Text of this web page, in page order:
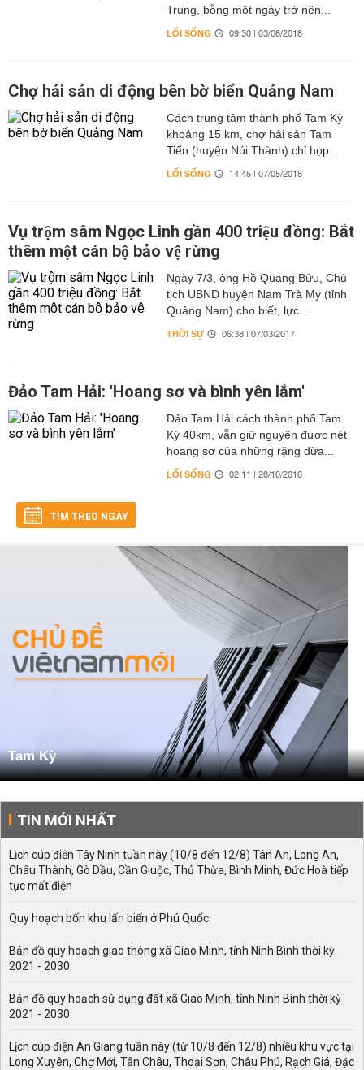
Trung, bỗng một ngày trở nên...
LỐI SỐNG 09:30 | 03/06/2018
Chợ hải sản di động bên bờ biển Quảng Nam
Cách trung tâm thành phố Tam Kỳ
khoảng 15 km, chợ hải sản Tam
Tiến (huyện Núi Thành) chỉ họp...
LỐI SỐNG 14:45 | 07/05/2018
Vụ trộm sâm Ngọc Linh gần 400 triệu đồng: Bắt
thêm một cán bộ bảo vệ rừng
Ngày 7/3, ông Hồ Quang Bửu, Chủ
tịch UBND huyện Nam Trà My (tỉnh
Quảng Nam) cho biết, lực...
THỜI SỰ 06:38 | 07/03/2017
Đảo Tam Hải: 'Hoang sơ và bình yên lắm'
Đảo Tam Hải cách thành phố Tam
Kỳ 40km, vẫn giữ nguyên được nét
hoang sơ của những rặng dừa...
LỐI SỐNG 02:11 | 28/10/2016
TÌM THEO NGÀY
Tam Kỳ
TIN MỚI NHẤT
Lịch cúp điện Tây Ninh tuần này (10/8 đến 12/8) Tân An, Long An,
Châu Thành, Gò Dầu, Cần Giuộc, Thủ Thừa, Bình Minh, Đức Hoà tiếp
tục mất điện
Quy hoạch bốn khu lấn biển ở Phú Quốc
Bản đồ quy hoạch giao thông xã Giao Minh, tỉnh Ninh Bình thời kỳ
2021 - 2030
Bản đồ quy hoạch sử dụng đất xã Giao Minh, tỉnh Ninh Bình thời kỳ
2021 - 2030
Lịch cúp điện An Giang tuần này (từ 10/8 đến 12/8) nhiều khu vực tại
Long Xuyên, Chợ Mới, Tân Châu, Thoại Sơn, Châu Phú, Rạch Giá, Đặc